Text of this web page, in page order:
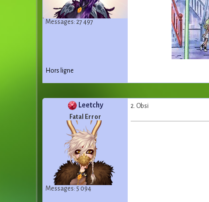
Messages: 27 497
Hors ligne
Leetchy
Fatal Error
Messages: 5 094
2. Obsi